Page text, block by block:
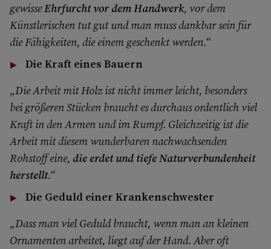
gewisseEhrfurcht vor dem Handwerk, vor dem
Künstlerischen tut gut und man muss dankbar sein für
die Fähigkeiten, die einem geschenkt werden.“
Die Kraft eines Bauern
„Die Arbeit mit Holz ist nicht immer leicht, besonders
bei größeren Stücken braucht es durchaus ordentlich viel
Kraft in den Armen und im Rumpf. Gleichzeitig ist die
Arbeit mit diesem wunderbaren nachwachsenden
Rohstoff eine, die erdet und tiefe Naturverbundenheit
herstellt.“
Die Geduld einer Krankenschwester
„Dass man viel Geduld braucht, wenn man an kleinen
Ornamenten arbeitet, liegt auf der Hand. Aber oft